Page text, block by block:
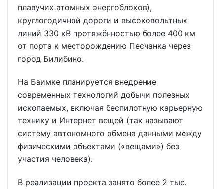
плавучих атомных энергоблоков),
круглогодичной дороги и высоковольтных
линий 330 кВ протяжённостью более 400 км
от порта к месторождению Песчанка через
город Билибино.
На Баимке планируется внедрение
современных технологий добычи полезных
ископаемых, включая беспилотную карьерную
технику и Интернет вещей (так называют
систему автономного обмена данными между
физическими объектами («вещами») без
участия человека).
В реализации проекта занято более 2 тыс.